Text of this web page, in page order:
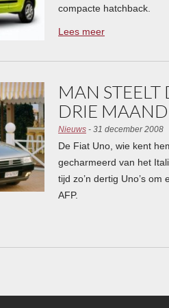
compacte hatchback.
Lees meer
MAN STEELT
DRIE
Nieuws - 31 december 2008
De Fiat Uno, wie kent
gecharmeerd van het
tijd zo’n dertig Uno’s
AFP.